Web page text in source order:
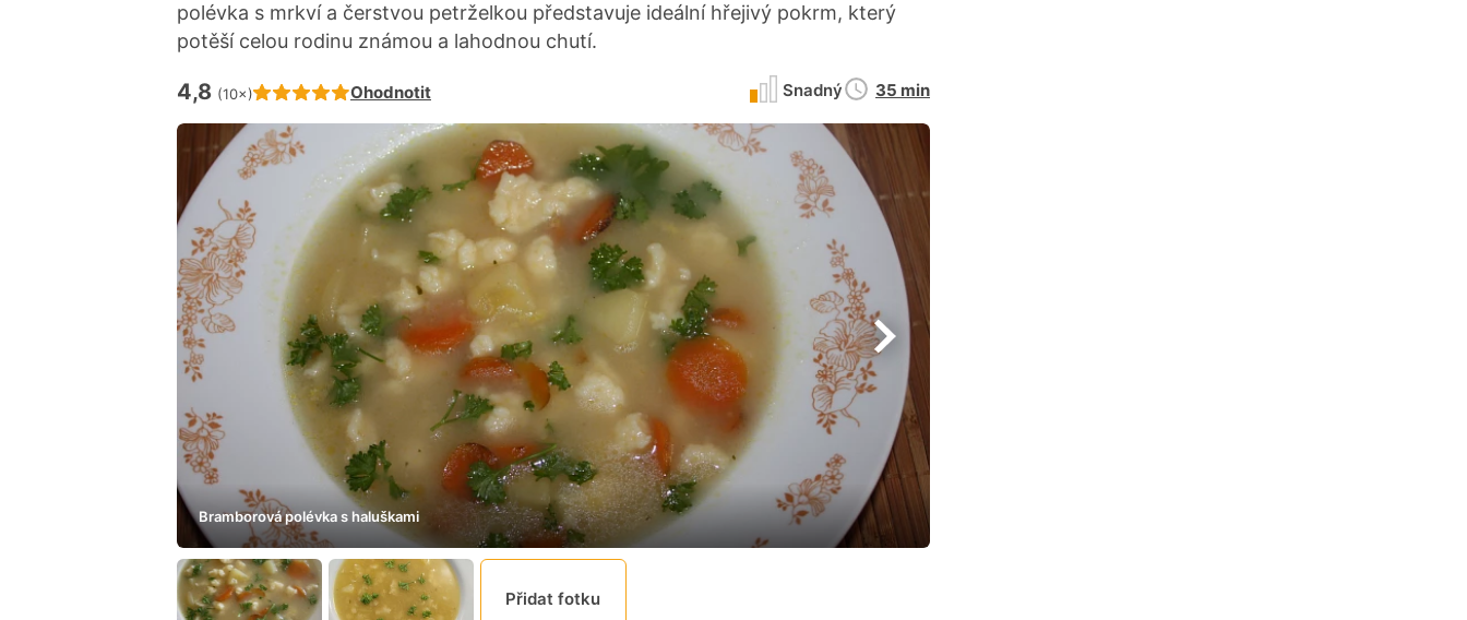
polévka s mrkví a čerstvou petrželkou představuje ideální hřejivý pokrm, který
potěší celou rodinu známou a lahodnou chutí.
Hodnocení receptu je
4,8 (10×) Ohodnotit Snadný
Doba
35 min
Bramborová polévka s haluškami
Přidat fotku